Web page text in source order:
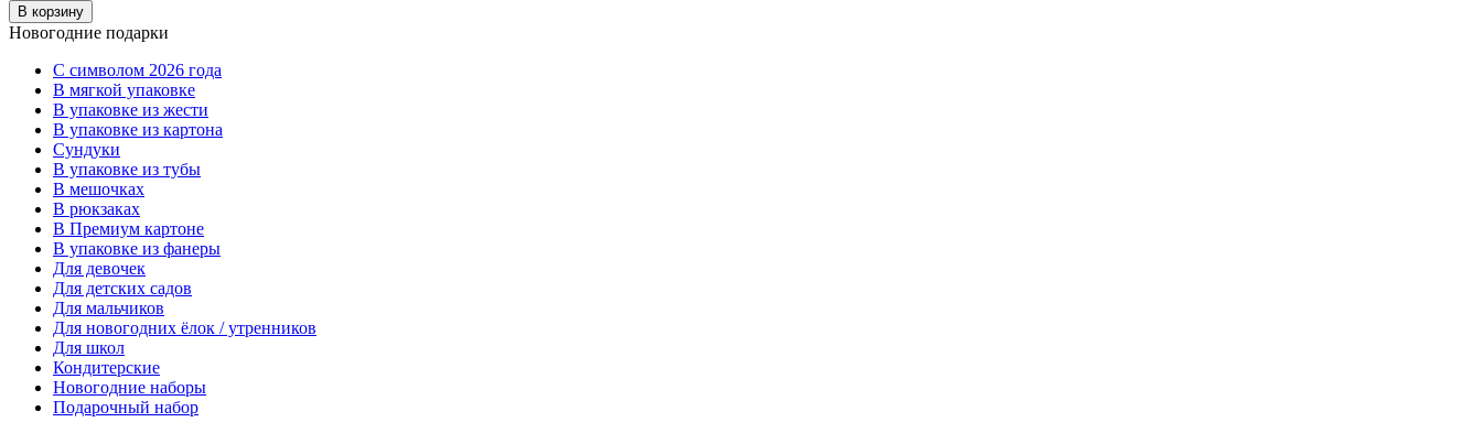
В корзину
Новогодние подарки
C символом 2026 года
В мягкой упаковке
В упаковке из жести
В упаковке из картона
Сундуки
В упаковке из тубы
В мешочках
В рюкзаках
В Премиум картоне
В упаковке из фанеры
Для девочек
Для детских садов
Для мальчиков
Для новогодних ёлок / утренников
Для школ
Кондитерские
Новогодние наборы
Подарочный набор